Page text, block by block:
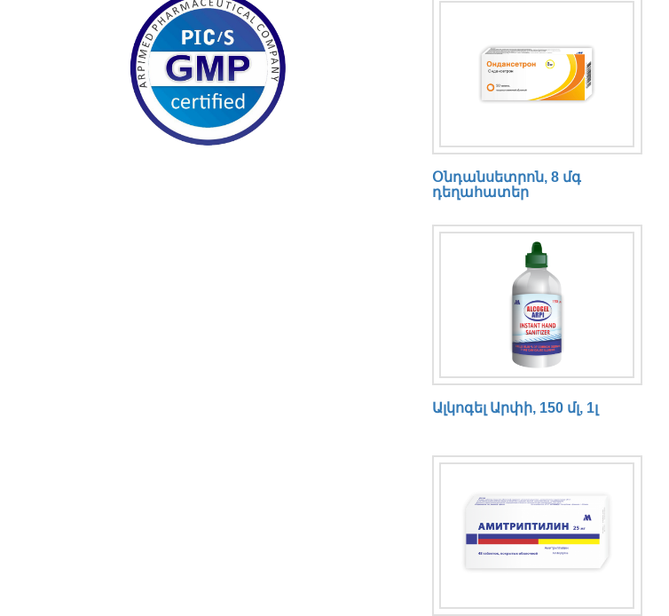
Օնդանսետրոն, 8 մգ
դեղահատեր
Ալկոգել Արփի, 150 մլ, 1լ